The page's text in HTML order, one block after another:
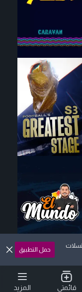
حمل التطبيق
قائمتي المزيد